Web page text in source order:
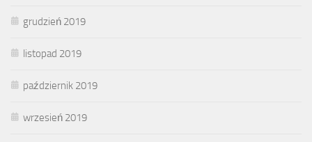
grudzień 2019
listopad 2019
październik 2019
wrzesień 2019